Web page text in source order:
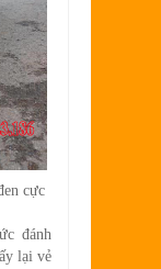
cực
đánh
lại vẻ